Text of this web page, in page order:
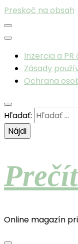
Preskoč na obsah
Inzercia a
Zásady
Ochrana
Hľadať:
Online magazín